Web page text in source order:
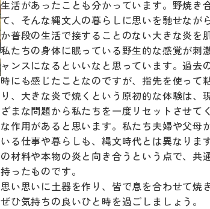
生活があったことも分かっています。野焼き
て、そんな縄文人の暮らしに思いを馳せなが
か普段の生活で接することのない大きな炎を
私たちの身体に眠っている野生的な感覚が刺
ャンスになるといいなと思っています。過去
時にも感じたことなのですが、指先を使って
り、大きな炎で焼くという原初的な体験は、
ざまな問題から私たちを一度リセットさせて
な作用があると思います。私たち夫婦や父母
いる仕事や暮らしも、縄文時代とは異なりま
の材料や本物の炎と向き合うという点で、共
持ったものです。
思い思いに土器を作り、皆で息を合わせて焼
ぜひ気持ちの良いひと時を過ごしましょう。